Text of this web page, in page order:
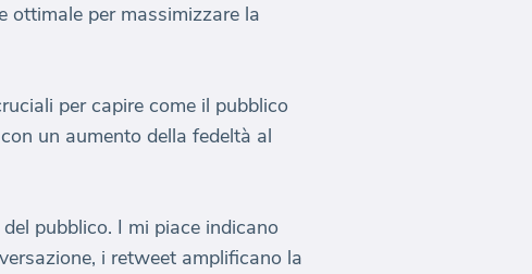
ottimale per massimizzare la
per capire come il pubblico
un aumento della fedeltà al
pubblico. I mi piace indicano
i retweet amplificano la